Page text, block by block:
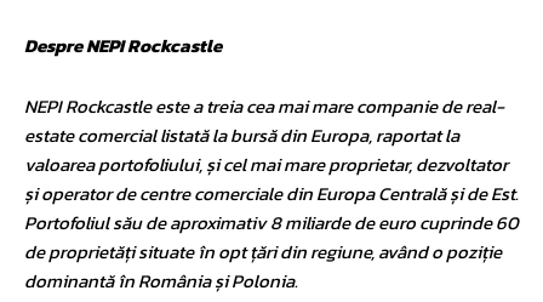
Despre NEPI Rockcastle
NEPI Rockcastle este a treia cea mai mare companie de real-
estate comercial listată la bursă din Europa, raportat la
valoarea portofoliului, și cel mai mare proprietar, dezvoltator
și operator de centre comerciale din Europa Centrală și de Est.
Portofoliul său de aproximativ 8 miliarde de euro cuprinde 60
de proprietăți situate în opt țări din regiune, având o poziție
dominantă în România și Polonia.